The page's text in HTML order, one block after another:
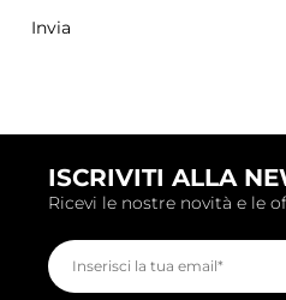
ISCRIVITI ALLA
Ricevi le nostre novità e le